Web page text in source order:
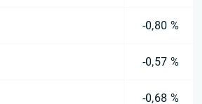
-0,80 %
-0,57 %
-0,68 %